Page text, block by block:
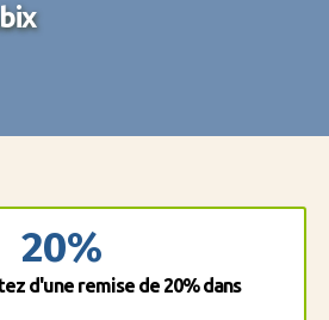
20%
d'une remise de 20% dans